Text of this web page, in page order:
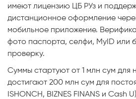
имеют лицензию ЦБ РУз и
дистанционное оформление
мобильное приложение.
фото паспорта, селфи, MyID или
проверку.
Суммы стартуют от 1 млн сум для
достигают 200 млн сум для
ISHONCH, BIZNES FINANS и Cash